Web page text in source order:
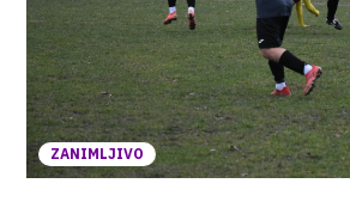
ZANIMLJIVO